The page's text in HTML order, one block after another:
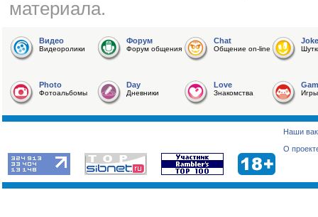
материала.
Видео
Видеоролики
Форум
Форум общения
Chat
Общение on-line
Joke
Photo
Фотоальбомы
Day
Дневники
Love
Знакомства Игры
Наши
О